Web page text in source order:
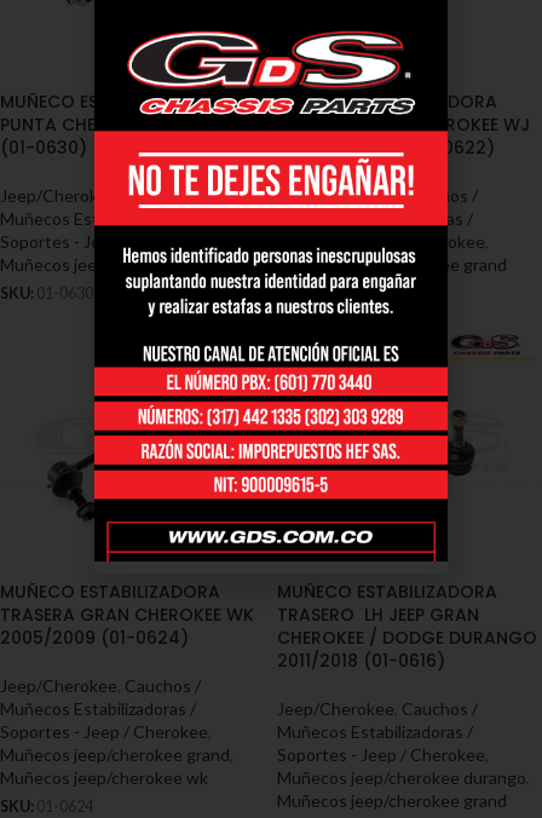
MUÑECO ESTABILIZADORA
PUNTA CHEROKEE 1990/1998
(01-0630)
Jeep/Cherokee
Cauchos /
Muñecos Estabilizadoras /
Soportes - Jeep / Cherokee
Muñecos jeep/cherokee grand
SKU: 01-0630
MUÑECO ESTABILIZADORA
TRASERA GRAN CHEROKEE WJ
19191999/2004 (01-0622)
Jeep/Cherokee, Cauchos /
Muñecos Estabilizadoras /
Soportes - Jeep / Cherokee
Muñecos jeep/cherokee grand
SKU:01-0622
MUÑECO ESTABILIZADORA
TRASERA GRAN CHEROKEE WK
2005/2009 (01-0624)
Jeep/Cherokee Cauchos /
Muñecos Estabilizadoras /
Soportes - Jeep / Cherokee
Muñecos jeep/cherokee grand
Muñecos jeep/cherokee wk
SKU: 01-0624
MUÑECO ESTABILIZADORA
TRASERO LH JEEP GRAN
CHEROKEE / DODGE DURANGO
2011/2018 (01-0616)
Jeep/Cherokee Cauchos /
Muñecos Estabilizadoras /
Soportes - Jeep / Cherokee
Muñecos jeep/cherokee durango
Muñecos jeep/cherokee grand